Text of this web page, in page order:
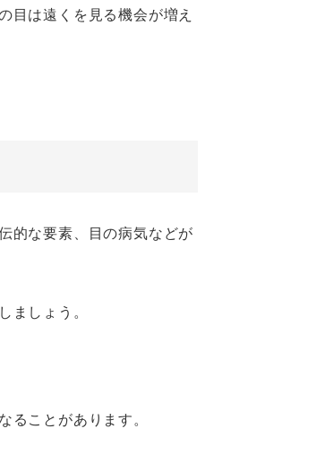
目は遠くを見る機会が増え
的な要素、目の病気などが
ましょう。
ることがあります。